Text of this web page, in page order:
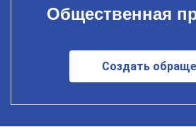
Общественная
Создать